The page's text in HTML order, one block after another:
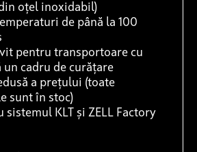
oțel inoxidabil)
de până la 100
pentru transportoare cu
un cadru de curățare
a prețului (toate
sunt în stoc)
sistemul KLT și ZELL Factory